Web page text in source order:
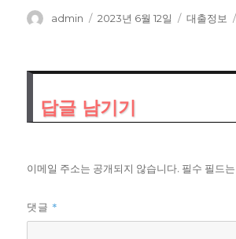
글
admin
작
2023년 6월 12일
카
대출정보
답글 남기기
이메일 주소는 공개되지 않습니다. 필수 필드는
댓글 *